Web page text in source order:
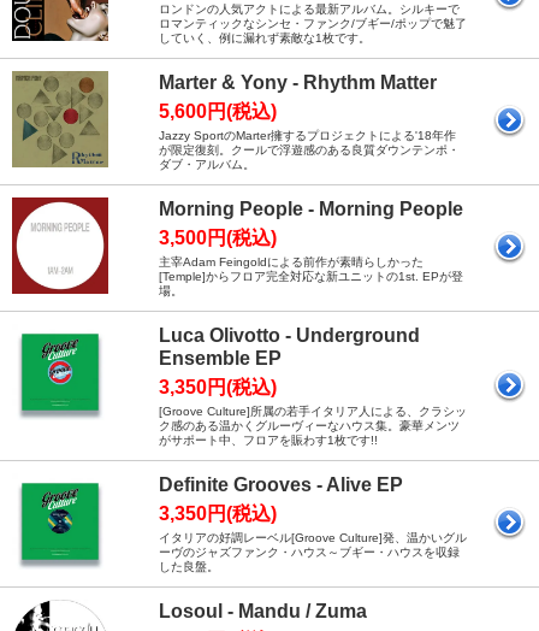
ロンドンの人気アクトによる最新アルバム。シルキーで
ロマンティックなシンセ・ファンク/ブギー/ポップで魅了
していく、例に漏れず素敵な1枚です。
Marter & Yony - Rhythm Matter
5,600円(税込)
Jazzy SportのMarter擁するプロジェクトによる'18年作
が限定復刻。クールで浮遊感のある良質ダウンテンポ・
ダブ・アルバム。
Morning People - Morning People
3,500円(税込)
主宰Adam Feingoldによる前作が素晴らしかった
[Temple]からフロア完全対応な新ユニットの1st. EPが登
場。
Luca Olivotto - Underground
Ensemble EP
3,350円(税込)
[Groove Culture]所属の若手イタリア人による、クラシッ
ク感のある温かくグルーヴィーなハウス集。豪華メンツ
がサポート中、フロアを賑わす1枚です!!
Definite Grooves - Alive EP
3,350円(税込)
イタリアの好調レーベル[Groove Culture]発、温かいグル
ーヴのジャズファンク・ハウス～ブギー・ハウスを収録
した良盤。
Losoul - Mandu / Zuma